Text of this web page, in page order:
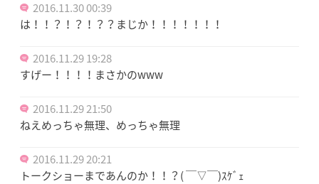
2016.11.30 00:39
は！！？！？！？？まじか！！！！！！！
2016.11.29 19:28
すげー！！！！まさかのwww
2016.11.29 21:50
ねえめっちゃ無理、めっちゃ無理
2016.11.29 20:21
トークショーまであんのか！！？( ￣▽￣)ｽｹﾞｪ